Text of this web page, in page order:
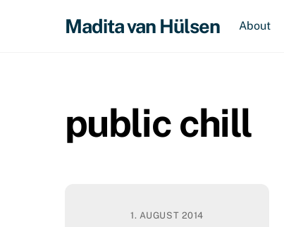
Madita van Hülsen About
public chill
1. AUGUST 2014